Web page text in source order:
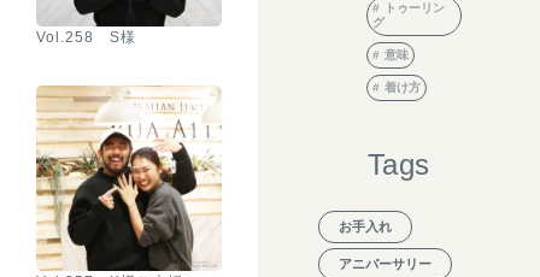
Vol.258 S様
トゥーリン
グ
意味
着け方
Tags
お手入れ
アニバーサリー